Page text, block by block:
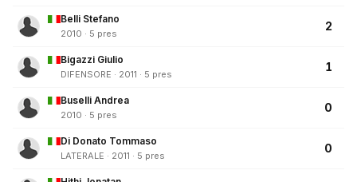
Belli Stefano
2010 · 5 pres
2
Bigazzi Giulio
DIFENSORE · 2011 · 5 pres
1
Buselli Andrea
2010 · 5 pres
0
Di Donato Tommaso
LATERALE · 2011 · 5 pres
0